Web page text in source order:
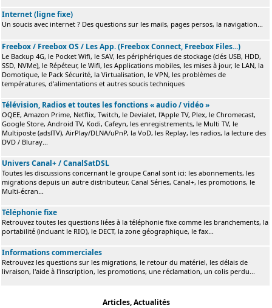
Internet (ligne fixe)
Un soucis avec internet ? Des questions sur les mails, pages persos, la navigation...
Freebox / Freebox OS / Les App. (Freebox Connect, Freebox Files...)
Le Backup 4G, le Pocket Wifi, le SAV, les périphériques de stockage (clés USB, HDD,
SSD, NVMe), le Répéteur, le Wifi, les Applications mobiles, les mises à jour, le LAN, la
Domotique, le Pack Sécurité, la Virtualisation, le VPN, les problèmes de
températures, d'alimentations et autres soucis techniques
Télévision, Radios et toutes les fonctions « audio / vidéo »
OQEE, Amazon Prime, Netflix, Twitch, le Devialet, l'Apple TV, Plex, le Chromecast,
Google Store, Android TV, Kodi, Cafeyn, les enregistrements, le Multi TV, le
Multiposte (adslTV), AirPlay/DLNA/uPnP, la VoD, les Replay, les radios, la lecture des
DVD / Bluray...
Univers Canal+ / CanalSatDSL
Toutes les discussions concernant le groupe Canal sont ici: les abonnements, les
migrations depuis un autre distributeur, Canal Séries, Canal+, les promotions, le
Multi-écran...
Téléphonie fixe
Retrouvez toutes les questions liées à la téléphonie fixe comme les branchements, la
portabilité (incluant le RIO), le DECT, la zone géographique, le fax...
Informations commerciales
Retrouvez les questions sur les migrations, le retour du matériel, les délais de
livraison, l'aide à l'inscription, les promotions, une réclamation, un colis perdu...
Articles, Actualités